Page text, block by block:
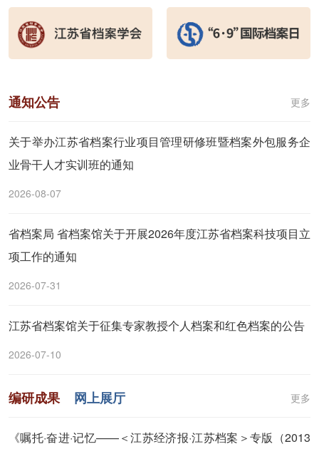
通知公告 更多
关于举办江苏省档案行业项目管理研修班暨档案外包服务企
业骨干人才实训班的通知
2026-08-07
省档案局 省档案馆关于开展2026年度江苏省档案科技项目立
项工作的通知
2026-07-31
江苏省档案馆关于征集专家教授个人档案和红色档案的公告
2026-07-10
编研成果 网上展厅 更多
《嘱托·奋进·记忆——＜江苏经济报·江苏档案＞专版（2013